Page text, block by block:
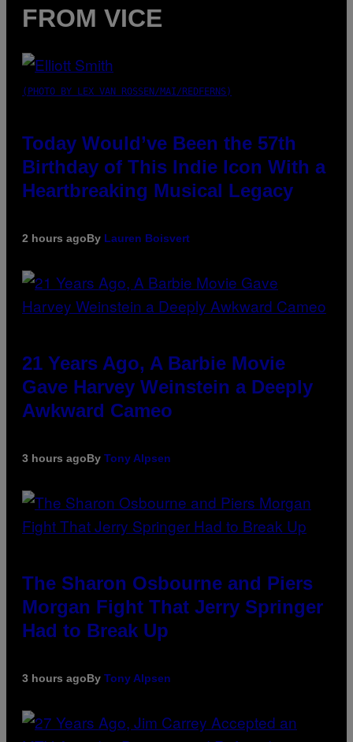
FROM VICE
(PHOTO BY LEX VAN ROSSEN/MAI/REDFERNS)
Today Would’ve Been the 57th
Birthday of This Indie Icon With a
Heartbreaking Musical Legacy
2 hours agoBy Lauren Boisvert
21 Years Ago, A Barbie Movie
Gave Harvey Weinstein a Deeply
Awkward Cameo
3 hours agoBy Tony Alpsen
The Sharon Osbourne and Piers
Morgan Fight That Jerry Springer
Had to Break Up
3 hours agoBy Tony Alpsen